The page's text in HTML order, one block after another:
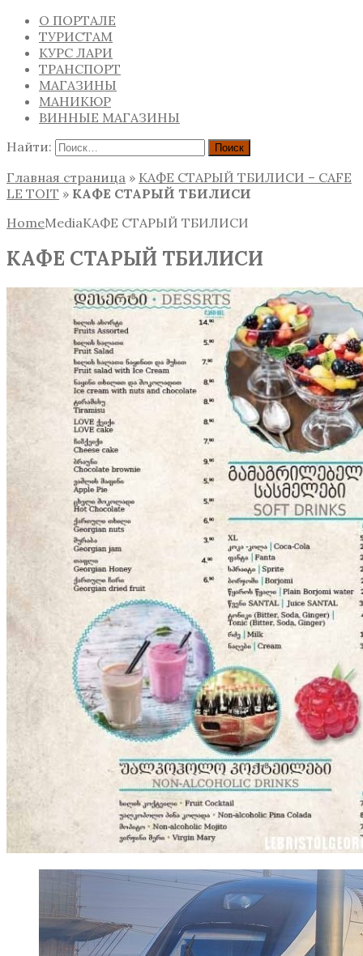
О ПОРТАЛЕ
ТУРИСТАМ
КУРС ЛАРИ
ТРАНСПОРТ
МАГАЗИНЫ
МАНИКЮР
ВИННЫЕ МАГАЗИНЫ
Найти:
Главная страница » КАФЕ СТАРЫЙ ТБИЛИСИ – CAFE
LE TOIT » КАФЕ СТАРЫЙ ТБИЛИСИ
HomeMediaКАФЕ СТАРЫЙ ТБИЛИСИ
КАФЕ СТАРЫЙ ТБИЛИСИ